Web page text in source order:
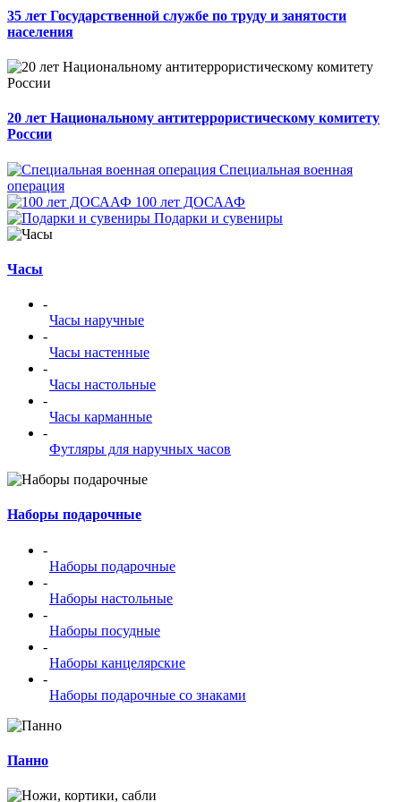
35 лет Государственной службе по труду и занятости
населения
20 лет Национальному антитеррористическому комитету
России
Специальная военная
операция
100 лет ДОСААФ
Подарки и сувениры
Часы
-
Часы наручные
-
Часы настенные
-
Часы настольные
-
Часы карманные
-
Футляры для наручных часов
Наборы подарочные
-
Наборы подарочные
-
Наборы настольные
-
Наборы посудные
-
Наборы канцелярские
-
Наборы подарочные со знаками
Панно